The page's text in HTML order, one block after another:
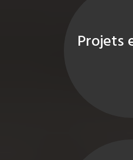
Projets